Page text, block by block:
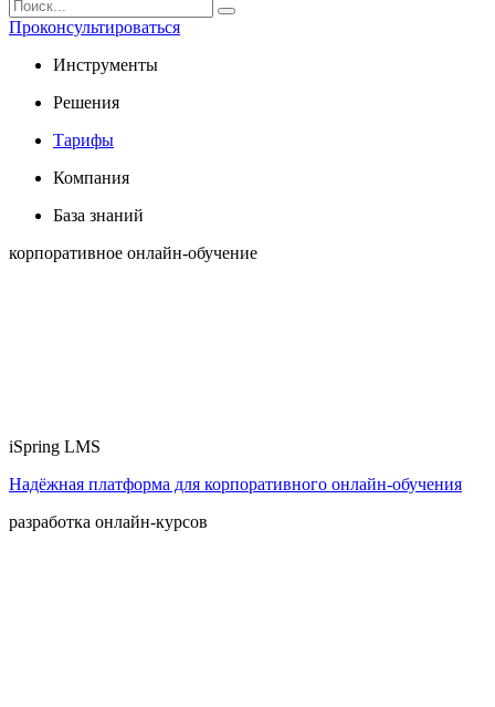
Проконсультироваться
Инструменты
Решения
Тарифы
Компания
База знаний
корпоративное онлайн-обучение
iSpring LMS
Надёжная платформа для корпоративного онлайн‑обучения
разработка онлайн-курсов